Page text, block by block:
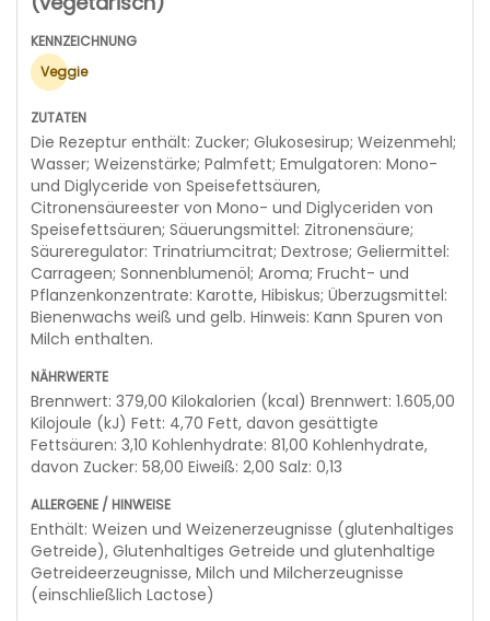
Veggie
Die Rezeptur enthält: Zucker; Glukosesirup; Weizenmehl;
Wasser; Weizenstärke; Palmfett; Emulgatoren: Mono-
und Diglyceride von Speisefettsäuren,
Citronensäureester von Mono- und Diglyceriden von
Speisefettsäuren; Säuerungsmittel: Zitronensäure;
Säureregulator: Trinatriumcitrat; Dextrose; Geliermittel:
Carrageen; Sonnenblumenöl; Aroma; Frucht- und
Pflanzenkonzentrate: Karotte, Hibiskus; Überzugsmittel:
Bienenwachs weiß und gelb. Hinweis: Kann Spuren von
Milch enthalten.
Brennwert: 379,00 Kilokalorien (kcal) Brennwert: 1.605,00
Kilojoule (kJ) Fett: 4,70 Fett, davon gesättigte
Fettsäuren: 3,10 Kohlenhydrate: 81,00 Kohlenhydrate,
davon Zucker: 58,00 Eiweiß: 2,00 Salz: 0,13
Enthält: Weizen und Weizenerzeugnisse (glutenhaltiges
Getreide), Glutenhaltiges Getreide und glutenhaltige
Getreideerzeugnisse, Milch und Milcherzeugnisse
(einschließlich Lactose)